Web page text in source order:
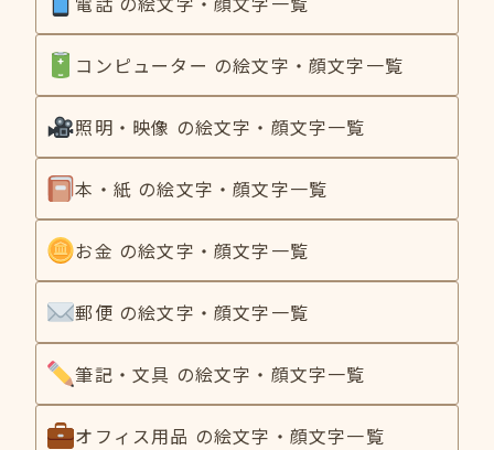
コンピューター の絵文字・顔文字一覧
照明・映像 の絵文字・顔文字一覧
本・紙 の絵文字・顔文字一覧
お金 の絵文字・顔文字一覧
郵便 の絵文字・顔文字一覧
筆記・文具 の絵文字・顔文字一覧
オフィス用品 の絵文字・顔文字一覧